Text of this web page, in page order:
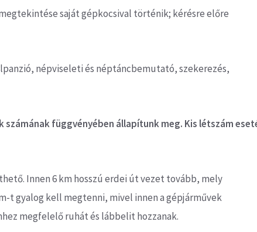
saját gépkocsival történik; kérésre előre
népviseleti és néptáncbemutató, szekerezés,
számának függvényében állapítunk meg. Kis létszám
Innen 6 km hosszú erdei út vezet tovább, mely
t gyalog kell megtenni, mivel innen a gépjárművek
megfelelő ruhát és lábbelit hozzanak.